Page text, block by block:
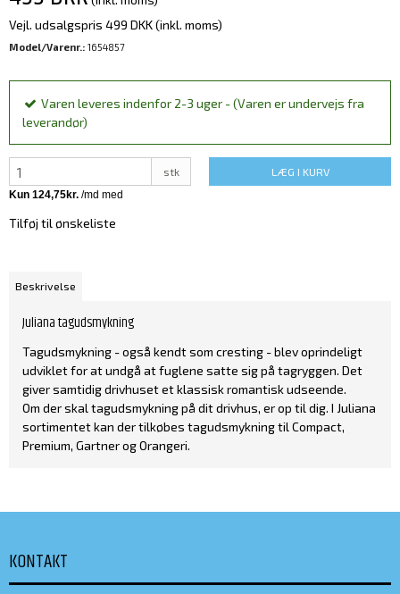
Vejl. udsalgspris 499 DKK(inkl. moms)
Model/Varenr.: 1654857
Varen leveres indenfor 2-3 uger - (Varen er undervejs fra
leverandør)
stk LÆG I KURV
Tilføj til ønskeliste
Beskrivelse
Juliana tagudsmykning
Tagudsmykning - også kendt som cresting - blev oprindeligt
udviklet for at undgå at fuglene satte sig på tagryggen. Det
giver samtidig drivhuset et klassisk romantisk udseende.
Om der skal tagudsmykning på dit drivhus, er op til dig. I Juliana
sortimentet kan der tilkøbes tagudsmykning til Compact,
Premium, Gartner og Orangeri.
KONTAKT